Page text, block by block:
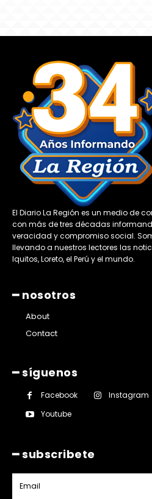
El Diario La Región es un medio de
con más de tres décadas
veracidad y compromiso social.
llevando a nuestros lectores las
Iquitos, Loreto, el Perú y el mundo.
━ nosotros
About
Contact
━ síguenos
Facebook Instagram
Youtube
━ subscribete